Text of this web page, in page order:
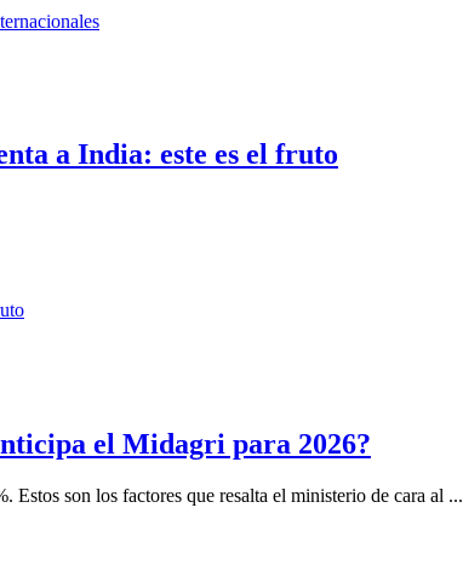
a India: este es el fruto
el Midagri para 2026?
Estos son los factores que resalta el ministerio de cara al ...